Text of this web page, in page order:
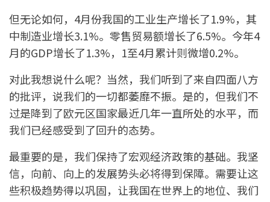
但无论如何，4月份我国的工业生产增长了1.9%，其
中制造业增长3.1%。零售贸易额增长了6.5%。今年4
月的GDP增长了1.3%，1至4月累计则微增0.2%。
对此我想说什么呢？当然，我们听到了来自四面八方
的批评，说我们的一切都萎靡不振。是的，但我们不
过是降到了欧元区国家最近几年一直所处的水平，而
我们已经感受到了回升的态势。
最重要的是，我们保持了宏观经济政策的基础。我坚
信，向前、向上的发展势头必将得到保障。需要让这
些积极趋势得以巩固，让我国在世界上的地位、我们